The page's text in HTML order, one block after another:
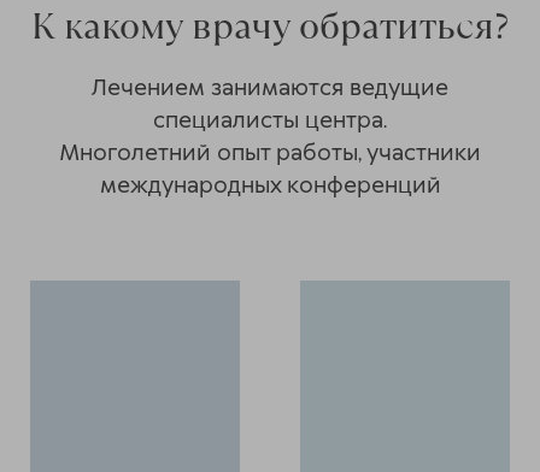
К какому врачу обратиться?
Лечением занимаются ведущие
специалисты центра.
Многолетний опыт работы, участники
международных конференций